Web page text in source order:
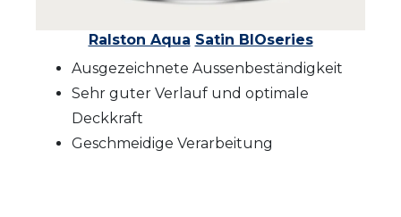
Ralston Aqua Satin BIOseries
Ausgezeichnete Aussenbeständigkeit
Sehr guter Verlauf und optimale
Deckkraft
Geschmeidige Verarbeitung